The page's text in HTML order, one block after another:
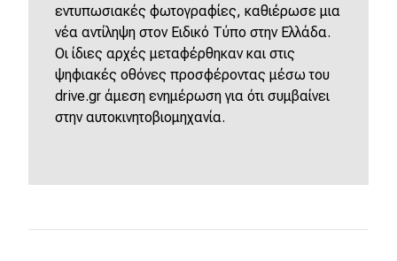
Classic
Νέα
Παρουσιάσεις
DRIVE Away
MOTO
εντυπωσιακές φωτογραφίες, καθιέρωσε μια
νέα αντίληψη στον Ειδικό Τύπο στην Ελλάδα.
Οι ίδιες αρχές μεταφέρθηκαν και στις
ψηφιακές οθόνες προσφέροντας μέσω του
drive.gr άμεση ενημέρωση για ότι συμβαίνει
στην αυτοκινητοβιομηχανία.